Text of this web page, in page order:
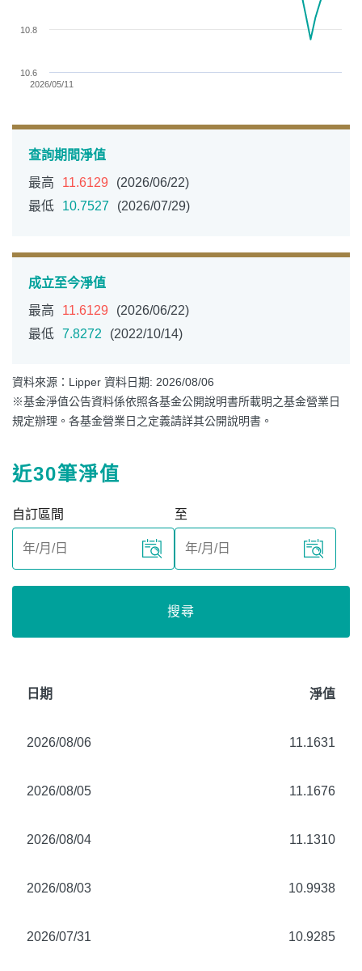
2026/05/11
10.6
10.8
查詢期間淨值
最高
11.6129
(2026/06/22)
最低
10.7527 (2026/07/29)
成立至今淨值
最高
11.6129
(2026/06/22)
最低 7.8272 (2022/10/14)
資料來源：Lipper 資料日期: 2026/08/06
※基金淨值公告資料係依照各基金公開說明書所載明之基金營業日
規定辦理。各基金營業日之定義請詳其公開說明書。
近30筆淨值
自訂區間 至
搜尋
日期 淨值
2026/08/06 11.1631
2026/08/05 11.1676
2026/08/04 11.1310
2026/08/03 10.9938
2026/07/31 10.9285